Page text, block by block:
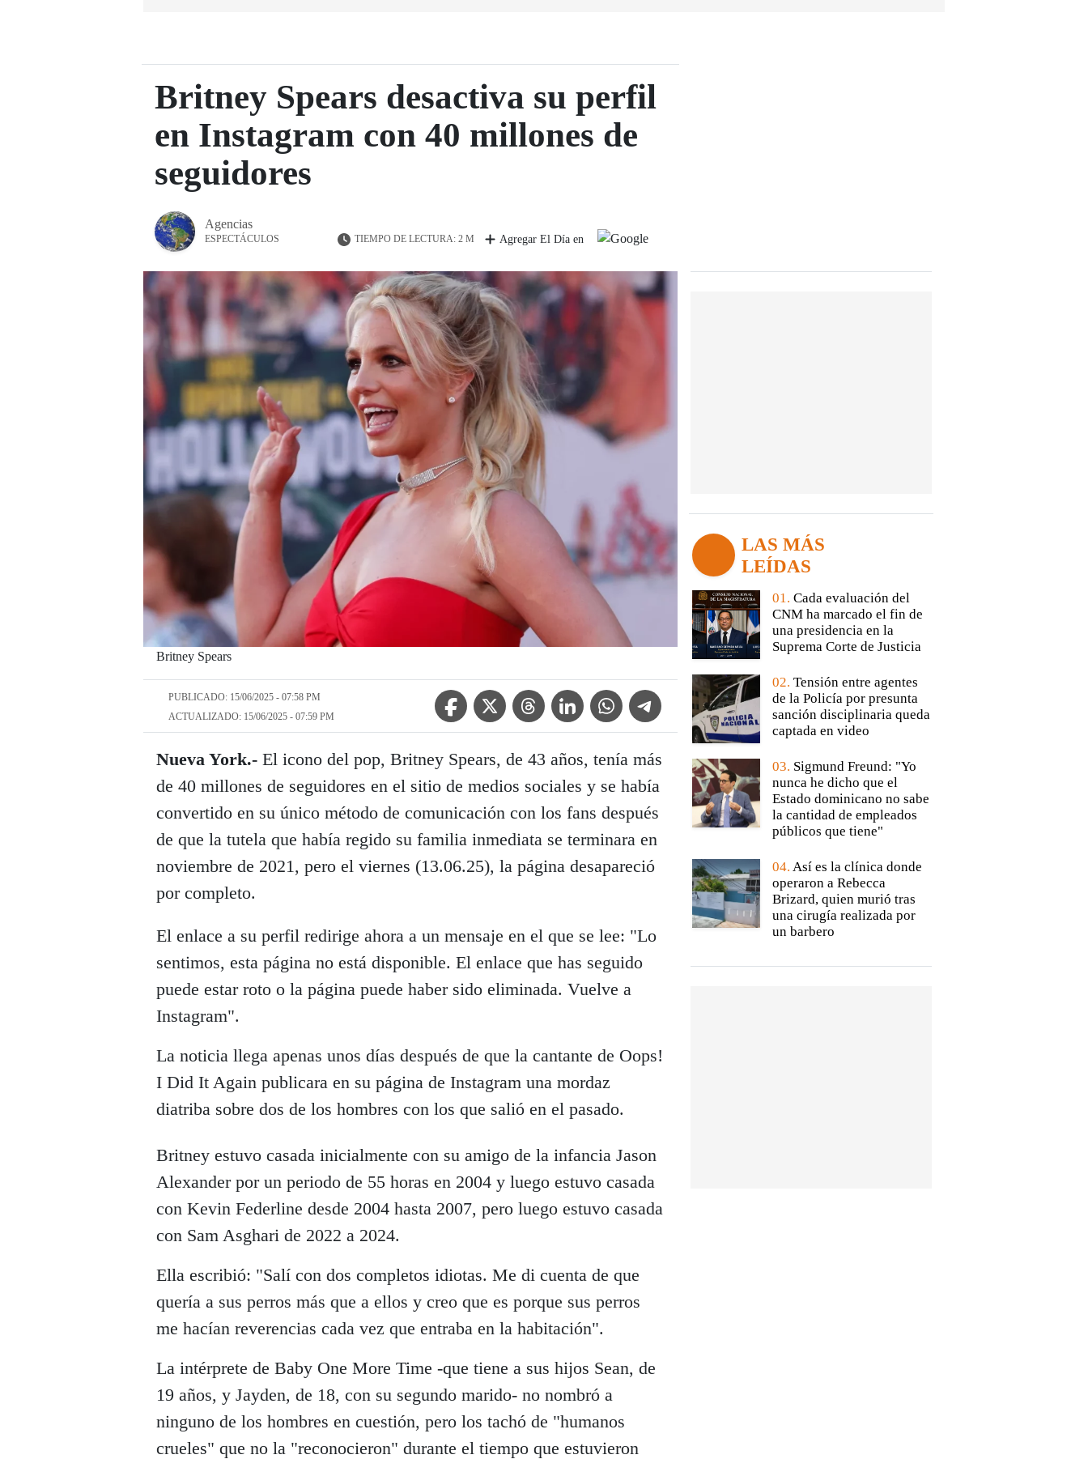
Britney Spears desactiva su perfil
en Instagram con 40 millones de
seguidores
Agencias
ESPECTÁCULOS TIEMPO DE LECTURA: 2 M Agregar El Día en
Britney Spears
PUBLICADO: 15/06/2025 - 07:58 PM
ACTUALIZADO: 15/06/2025 - 07:59 PM
Facebook IconTwitter IconThreads IconLinkedin IconWhatsApp IconTelegram Icon
Nueva York.- El icono del pop, Britney Spears, de 43 años, tenía más
de 40 millones de seguidores en el sitio de medios sociales y se había
convertido en su único método de comunicación con los fans después
de que la tutela que había regido su familia inmediata se terminara en
noviembre de 2021, pero el viernes (13.06.25), la página desapareció
por completo.
El enlace a su perfil redirige ahora a un mensaje en el que se lee: "Lo
sentimos, esta página no está disponible. El enlace que has seguido
puede estar roto o la página puede haber sido eliminada. Vuelve a
Instagram".
La noticia llega apenas unos días después de que la cantante de Oops!
I Did It Again publicara en su página de Instagram una mordaz
diatriba sobre dos de los hombres con los que salió en el pasado.
Britney estuvo casada inicialmente con su amigo de la infancia Jason
Alexander por un periodo de 55 horas en 2004 y luego estuvo casada
con Kevin Federline desde 2004 hasta 2007, pero luego estuvo casada
con Sam Asghari de 2022 a 2024.
Ella escribió: "Salí con dos completos idiotas. Me di cuenta de que
quería a sus perros más que a ellos y creo que es porque sus perros
me hacían reverencias cada vez que entraba en la habitación".
La intérprete de Baby One More Time -que tiene a sus hijos Sean, de
19 años, y Jayden, de 18, con su segundo marido- no nombró a
ninguno de los hombres en cuestión, pero los tachó de "humanos
crueles" que no la "reconocieron" durante el tiempo que estuvieron
LAS MÁS
LEÍDAS
01. Cada evaluación del
CNM ha marcado el fin de
una presidencia en la
Suprema Corte de Justicia
02. Tensión entre agentes
de la Policía por presunta
sanción disciplinaria queda
captada en video
03. Sigmund Freund: "Yo
nunca he dicho que el
Estado dominicano no sabe
la cantidad de empleados
públicos que tiene"
04. Así es la clínica donde
operaron a Rebecca
Brizard, quien murió tras
una cirugía realizada por
un barbero